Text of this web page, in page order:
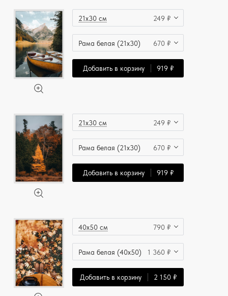
21x30 см 249 ₽
Рама белая (21x30) 670 ₽
Добавить в корзину 919 ₽
21x30 см 249 ₽
Рама белая (21x30) 670 ₽
Добавить в корзину 919 ₽
40x50 см 790 ₽
Рама белая (40x50) 1 360 ₽
Добавить в корзину 2 150 ₽